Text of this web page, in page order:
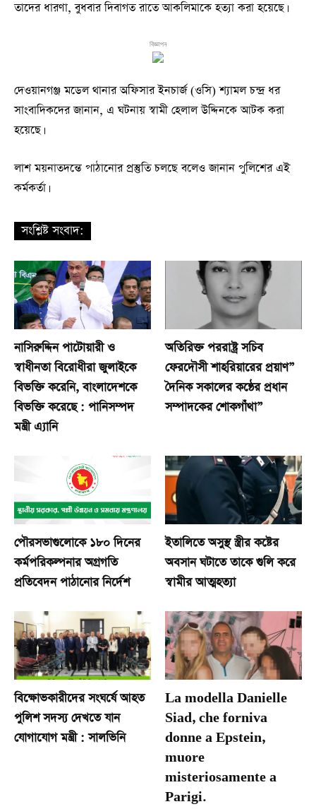
তাদের ধারণা, বুধবার দিবাগত রাতে আকলিমাকে হত্যা করা হয়েছে।
বিজ্ঞাপন
দেওয়ানগঞ্জ মডেল থানার অফিসার ইনচার্জ (ওসি) শ্যামল চন্দ্র ধর
সাংবাদিকদের জানান, এ ঘটনায় স্বামী হেলাল উদ্দিনকে আটক করা
হয়েছে।
লাশ ময়নাতদন্তে পাঠানোর প্রস্তুতি চলছে বলেও জানান পুলিশের এই
কর্মকর্তা।
সংশ্লিষ্ট সংবাদ:
নাসিরুদ্দিন পাটোয়ারী ও
স্বাধীনতা বিরোধীরা জুলাইকে
বিভক্তি করেনি, বাংলাদেশকে
বিভক্তি করেছে : পানিসম্পদ
মন্ত্রী এ্যানি
অতিরিক্ত পররাষ্ট্র সচিব
ফেরদৌসী শাহরিয়ারের প্রয়াণ”
দৈনিক সকালের কন্ঠের প্রধান
সম্পাদকের শোকগাঁথা”
পৌরসভাগুলোকে ১৮০ দিনের
কর্মপরিকল্পনার অগ্রগতি
প্রতিবেদন পাঠানোর নির্দেশ
ইতালিতে অসুস্থ স্ত্রীর কষ্টের
অবসান ঘটাতে তাকে গুলি করে
স্বামীর আত্মহত্যা
বিক্ষোভকারীদের সংঘর্ষে আহত
পুলিশ সদস্য দেখতে যান
যোগাযোগ মন্ত্রী : সালভিনি
La modella Danielle
Siad, che forniva
donne a Epstein,
muore
misteriosamente a
Parigi.